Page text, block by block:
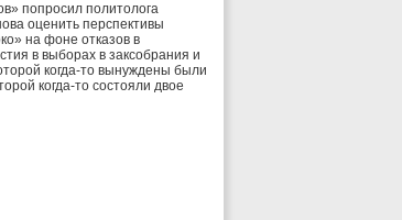
попросил политолога
оценить перспективы
на фоне отказов в
в выборах в заксобрания и
когда-то вынуждены были
когда-то состояли двое